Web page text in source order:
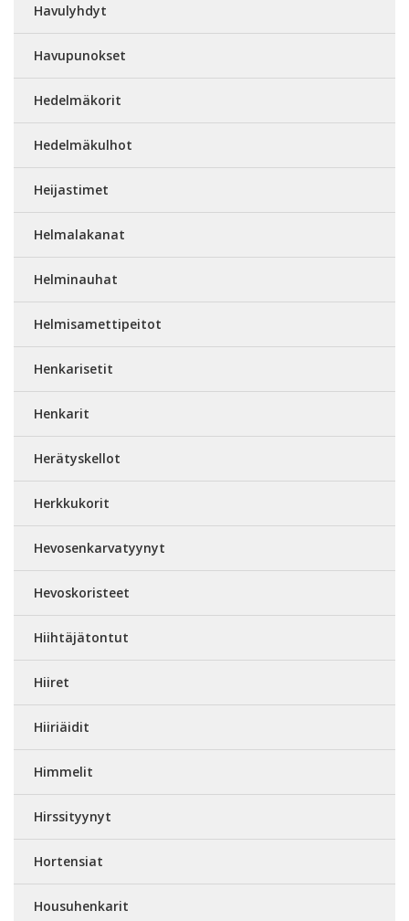
Havulyhdyt
Havupunokset
Hedelmäkorit
Hedelmäkulhot
Heijastimet
Helmalakanat
Helminauhat
Helmisamettipeitot
Henkarisetit
Henkarit
Herätyskellot
Herkkukorit
Hevosenkarvatyynyt
Hevoskoristeet
Hiihtäjätontut
Hiiret
Hiiriäidit
Himmelit
Hirssityynyt
Hortensiat
Housuhenkarit